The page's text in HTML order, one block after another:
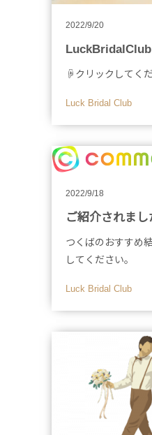
2022/9/20
☟クリックしてく
Luck Bridal Club
2022/9/18
ご紹介されまし
つくばのおすすめ
してください。
Luck Bridal Club